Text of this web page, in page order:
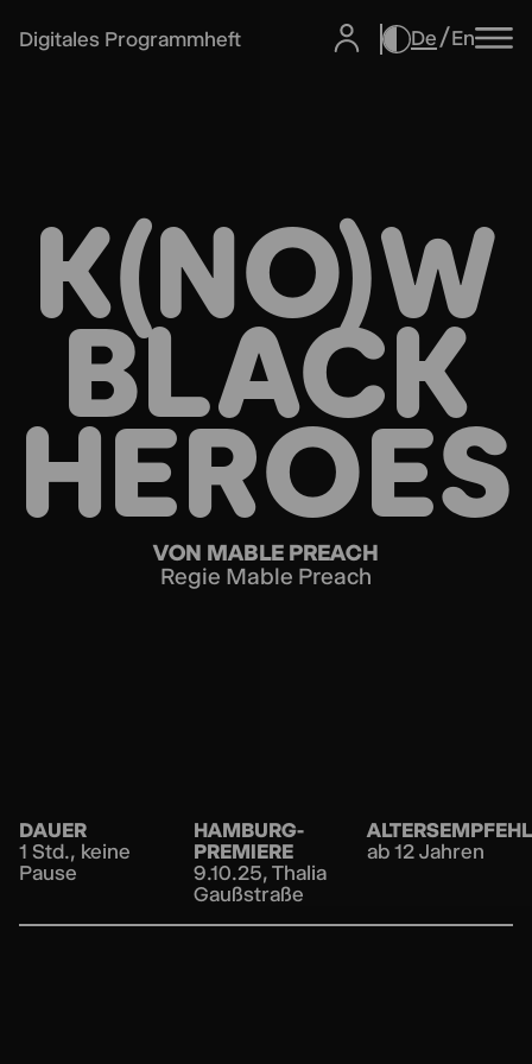
Digitales Programmheft De En
K(NO)W
BLACK
HEROES
VON MABLE PREACH
Regie Mable Preach
DAUER
1 Std., keine
Pause
HAMBURG-
PREMIERE
9.10.25, Thalia
Gaußstraße
ab 12 Jahren